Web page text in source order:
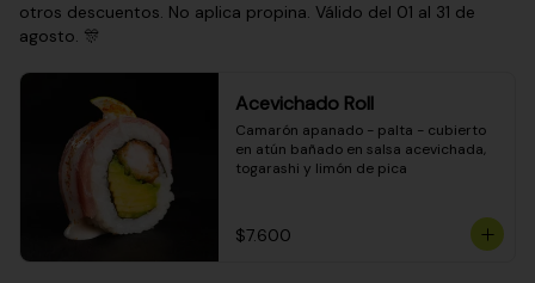
otros descuentos. No aplica propina. Válido del 01 al 31 de
agosto. 🎊
Acevichado Roll
Camarón apanado - palta - cubierto
en atún bañado en salsa acevichada,
togarashi y limón de pica
$7.600